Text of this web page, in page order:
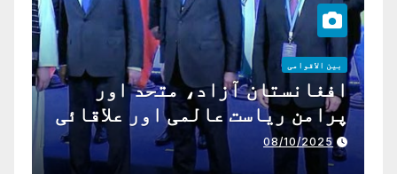
بین الاقوامی
افغانستان آزاد، متحد اور
پرامن ریاست عالمی اور علاقائی
تعاون کے لیے ناگزیر ہے
08/10/2025